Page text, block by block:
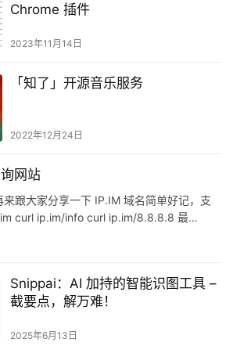
Chrome 插件
2023年11月14日
「知了」开源音乐服务
2022年12月24日
网站
跟大家分享一下 IP.IM 域名简单好记，支
curl ip.im/info curl ip.im/8.8.8.8 最…
Snippai：AI 加持的智能识图工具 –
截要点，解万难！
2025年6月13日